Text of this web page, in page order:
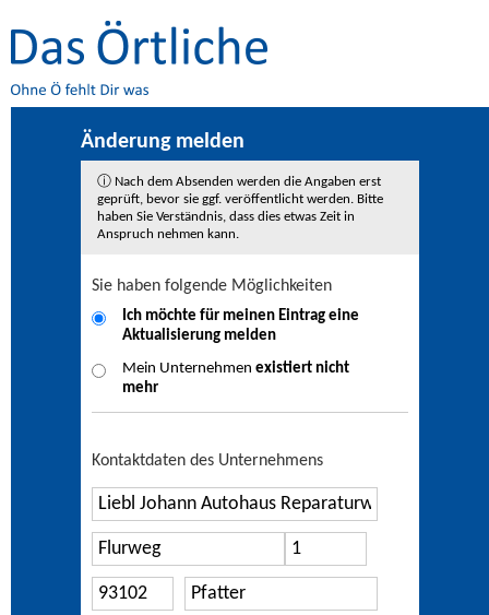
Änderung melden
ⓘ Nach dem Absenden werden die Angaben erst
geprüft, bevor sie ggf. veröffentlicht werden. Bitte
haben Sie Verständnis, dass dies etwas Zeit in
Anspruch nehmen kann.
Sie haben folgende Möglichkeiten
Ich möchte für meinen Eintrag eine
Aktualisierung melden
Mein Unternehmen existiert nicht
mehr
Kontaktdaten des Unternehmens